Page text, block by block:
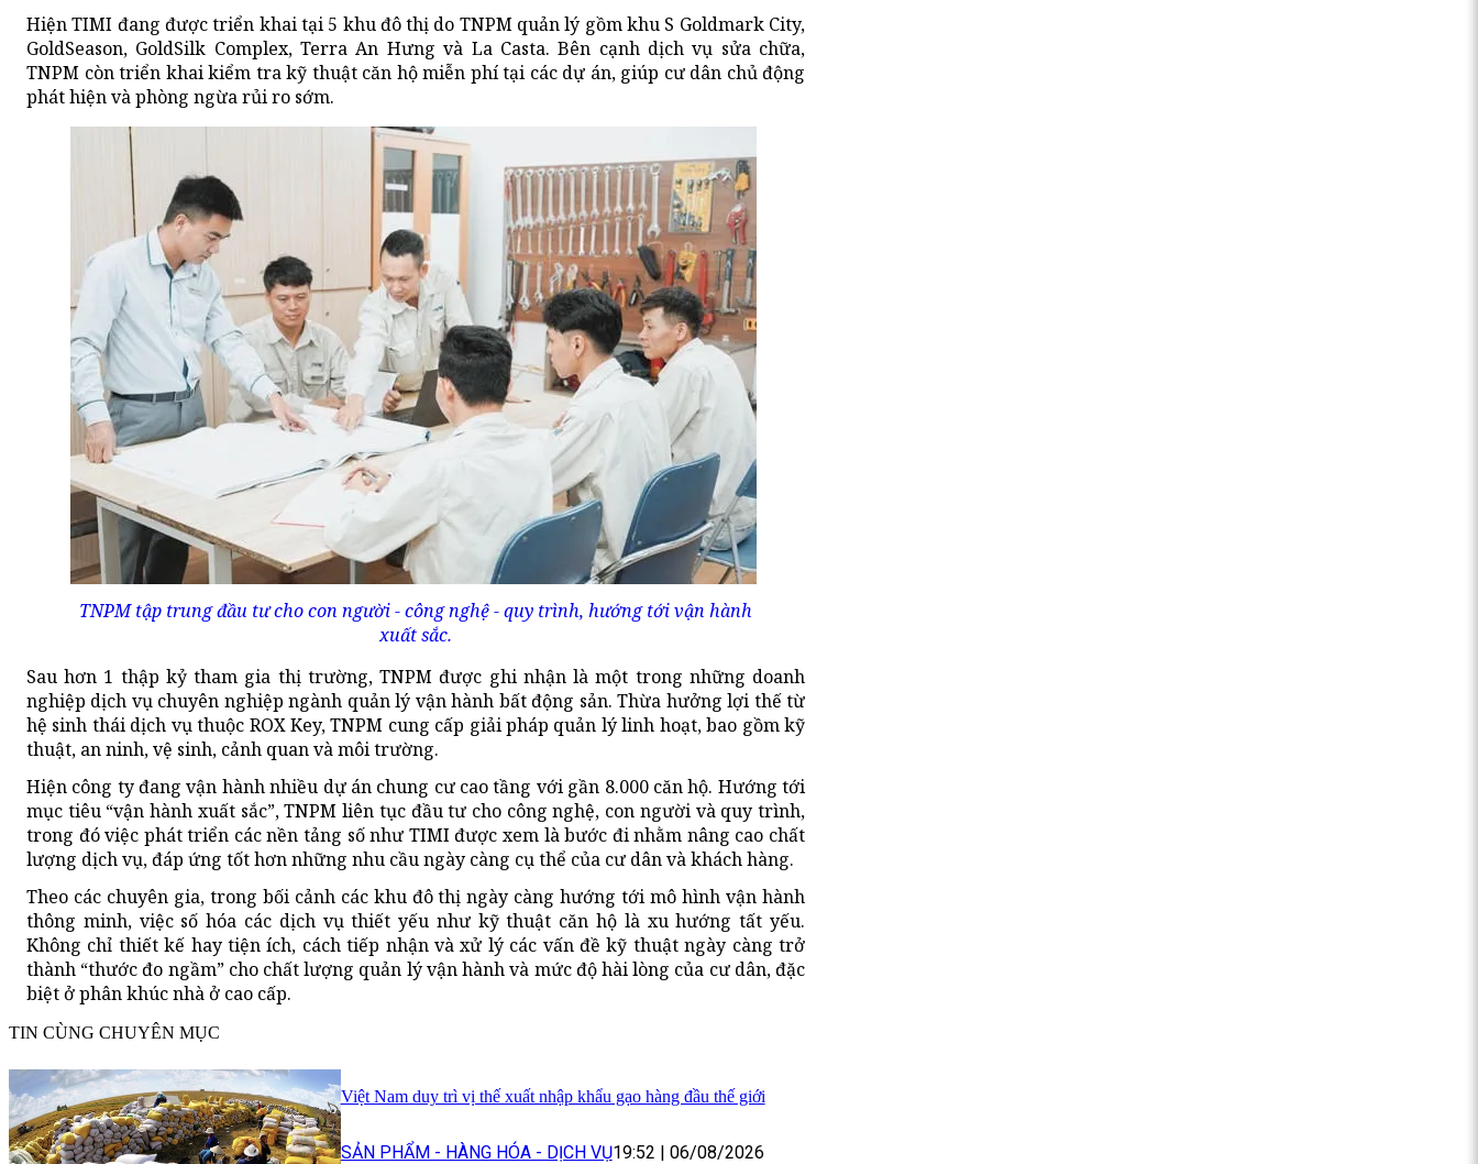
Hiện TIMI đang được triển khai tại 5 khu đô thị do TNPM quản lý gồm khu S Goldmark City,
GoldSeason, GoldSilk Complex, Terra An Hưng và La Casta. Bên cạnh dịch vụ sửa chữa,
TNPM còn triển khai kiểm tra kỹ thuật căn hộ miễn phí tại các dự án, giúp cư dân chủ động
phát hiện và phòng ngừa rủi ro sớm.
TNPM tập trung đầu tư cho con người - công nghệ - quy trình, hướng tới vận hành
xuất sắc.
Sau hơn 1 thập kỷ tham gia thị trường, TNPM được ghi nhận là một trong những doanh
nghiệp dịch vụ chuyên nghiệp ngành quản lý vận hành bất động sản. Thừa hưởng lợi thế từ
hệ sinh thái dịch vụ thuộc ROX Key, TNPM cung cấp giải pháp quản lý linh hoạt, bao gồm kỹ
thuật, an ninh, vệ sinh, cảnh quan và môi trường.
Hiện công ty đang vận hành nhiều dự án chung cư cao tầng với gần 8.000 căn hộ. Hướng tới
mục tiêu “vận hành xuất sắc”, TNPM liên tục đầu tư cho công nghệ, con người và quy trình,
trong đó việc phát triển các nền tảng số như TIMI được xem là bước đi nhằm nâng cao chất
lượng dịch vụ, đáp ứng tốt hơn những nhu cầu ngày càng cụ thể của cư dân và khách hàng.
Theo các chuyên gia, trong bối cảnh các khu đô thị ngày càng hướng tới mô hình vận hành
thông minh, việc số hóa các dịch vụ thiết yếu như kỹ thuật căn hộ là xu hướng tất yếu.
Không chỉ thiết kế hay tiện ích, cách tiếp nhận và xử lý các vấn đề kỹ thuật ngày càng trở
thành “thước đo ngầm” cho chất lượng quản lý vận hành và mức độ hài lòng của cư dân, đặc
biệt ở phân khúc nhà ở cao cấp.
TIN CÙNG CHUYÊN MỤC
Việt Nam duy trì vị thế xuất nhập khẩu gạo hàng đầu thế giới
SẢN PHẨM - HÀNG HÓA - DỊCH VỤ19:52 06/08/2026